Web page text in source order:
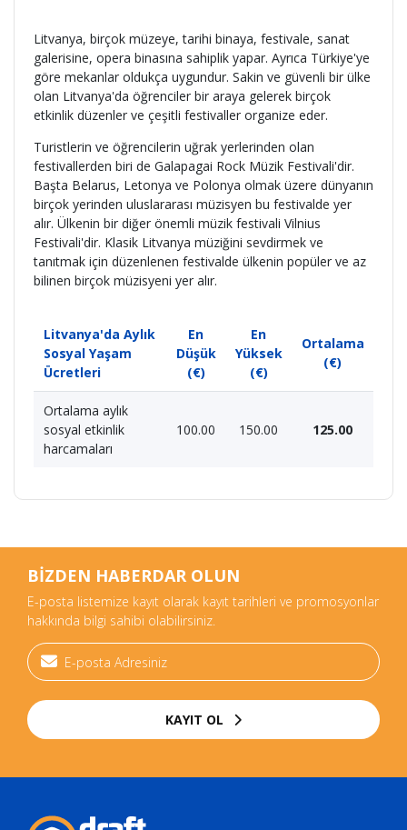
Litvanya, birçok müzeye, tarihi binaya, festivale, sanat
galerisine, opera binasına sahiplik yapar. Ayrıca Türkiye'ye
göre mekanlar oldukça uygundur. Sakin ve güvenli bir ülke
olan Litvanya'da öğrenciler bir araya gelerek birçok
etkinlik düzenler ve çeşitli festivaller organize eder.
Turistlerin ve öğrencilerin uğrak yerlerinden olan
festivallerden biri de Galapagai Rock Müzik Festivali'dir.
Başta Belarus, Letonya ve Polonya olmak üzere dünyanın
birçok yerinden uluslararası müzisyen bu festivalde yer
alır. Ülkenin bir diğer önemli müzik festivali Vilnius
Festivali'dir. Klasik Litvanya müziğini sevdirmek ve
tanıtmak için düzenlenen festivalde ülkenin popüler ve az
bilinen birçok müzisyeni yer alır.
Litvanya'da Aylık
Sosyal Yaşam
Ücretleri
En
Düşük
(€)
En
Yüksek
(€)
Ortalama
(€)
Ortalama aylık
sosyal etkinlik
harcamaları
100.00 150.00 125.00
BİZDEN HABERDAR OLUN
E-posta listemize kayıt olarak kayıt tarihleri ve promosyonlar
hakkında bilgi sahibi olabilirsiniz.
KAYIT OL